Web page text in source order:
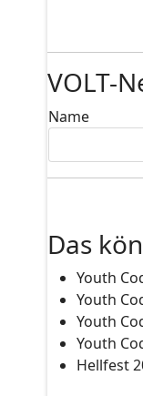
VOLT-
Name
Das
Youth
Youth
Youth
Youth
Hellfest